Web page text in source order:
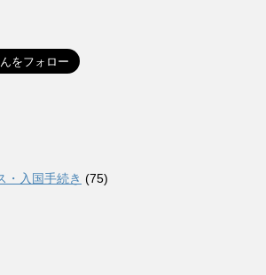
・入国手続き (75)